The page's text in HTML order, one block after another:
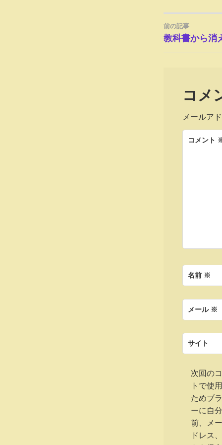
投
稿
前の記事
教科書から消
コメ
メールア
コメント
名前 ※
メール ※
サイト
次回の
トで使
ためブ
ーに自
前、メ
ドレス